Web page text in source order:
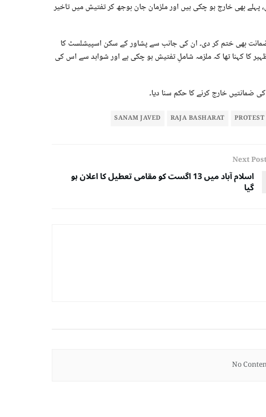
پہلے بھی خارج ہو چکی ہیں اور ملزمان جان بوجھ کر تفتیش میں تاخیر
بھی ختم کر دی۔ ان کی جانب سے پشاور کے سکن اسپیشلسٹ کا
کا کہنا تھا کہ ملزمہ شاملِ تفتیش ہو چکی ہے اور شواہد سے اس کی
ضمانتیں خارج کرنے کا حکم سنا دیا۔
RAJA BASHARAT
SANAM JAVED
Next
اسلام آباد میں 13 اگست کو مقامی تعطیل کا اعلان ہو
گیا
No